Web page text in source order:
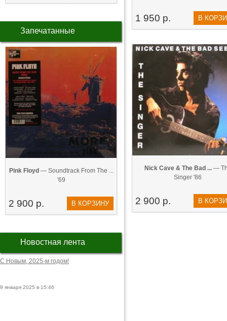
Запечатанные
Pink Floyd — Soundtrack From The ...
'69
2 900 р. В КОРЗИНУ
Новостная лента
С Новым, 2025-м годом!
9 января 2025 в 15:46
1 950 р. В
Nick Cave & The Bad ...—
Singer '86
2 900 р. В